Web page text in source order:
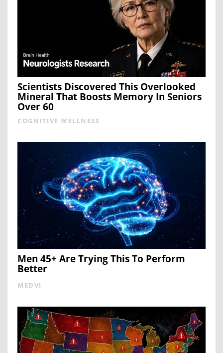
Scientists Discovered This Overlooked
Mineral That Boosts Memory In Seniors
Over 60
COGNITIVE WELLNESS
Men 45+ Are Trying This To Perform
Better
MEDVI